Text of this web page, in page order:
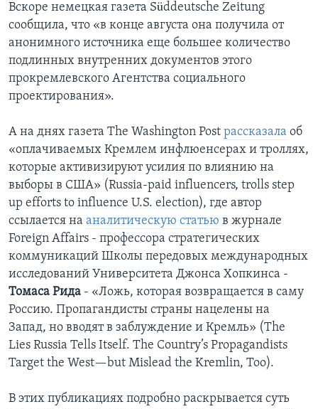
Вскоре немецкая газета Süddeutsche Zeitung
сообщила, что «в конце августа она получила от
анонимного источника еще большее количество
подлинных внутренних документов этого
прокремлевского Агентства социального
проектирования».
А на днях газета The Washington Post рассказала об
«оплачиваемых Кремлем инфлюенсерах и троллях,
которые активизируют усилия по влиянию на
выборы в США» (Russia-paid influencers, trolls step
up efforts to influence U.S. election), где автор
ссылается на аналитическую статью в журнале
Foreign Affairs - профессора стратегических
коммуникаций Школы передовых международных
исследований Университета Джонса Хопкинса -
Томаса Рида - «Ложь, которая возвращается в саму
Россию. Пропагандисты страны нацелены на
Запад, но вводят в заблуждение и Кремль» (The
Lies Russia Tells Itself. The Country’s Propagandists
Target the West—but Mislead the Kremlin, Too).
В этих публикациях подробно раскрывается суть